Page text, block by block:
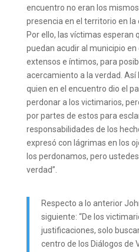
encuentro no eran los
presencia en el territorio en la
Por ello, las víctimas esperan
puedan acudir al municipio
extensos e íntimos, para
acercamiento a la verdad. Así
quien en el encuentro dio el
perdonar a los victimarios,
por partes de estos para
responsabilidades de los
expresó con lágrimas en los
los perdonamos, pero
verdad”.
Respecto a lo anterior
siguiente: “De los
justificaciones, solo
centro de los Diálogos de